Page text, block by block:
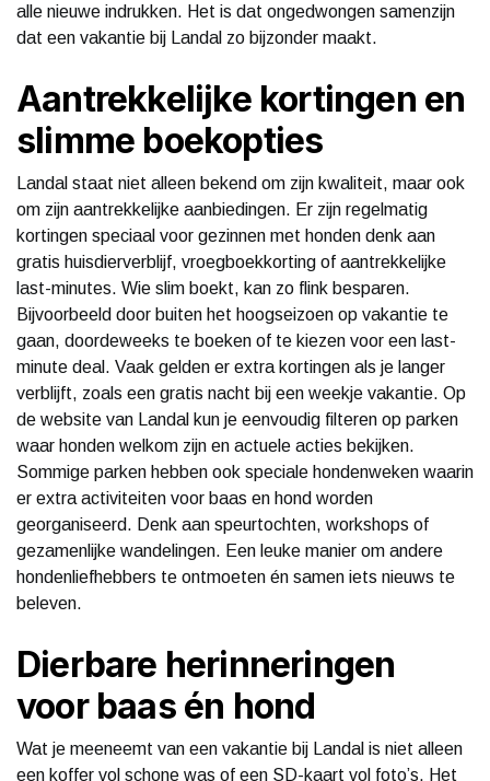
alle nieuwe indrukken. Het is dat ongedwongen samenzijn
dat een vakantie bij Landal zo bijzonder maakt.
Aantrekkelijke kortingen en
slimme boekopties
Landal staat niet alleen bekend om zijn kwaliteit, maar ook
om zijn aantrekkelijke aanbiedingen. Er zijn regelmatig
kortingen speciaal voor gezinnen met honden denk aan
gratis huisdierverblijf, vroegboekkorting of aantrekkelijke
last-minutes. Wie slim boekt, kan zo flink besparen.
Bijvoorbeeld door buiten het hoogseizoen op vakantie te
gaan, doordeweeks te boeken of te kiezen voor een last-
minute deal. Vaak gelden er extra kortingen als je langer
verblijft, zoals een gratis nacht bij een weekje vakantie. Op
de website van Landal kun je eenvoudig filteren op parken
waar honden welkom zijn en actuele acties bekijken.
Sommige parken hebben ook speciale hondenweken waarin
er extra activiteiten voor baas en hond worden
georganiseerd. Denk aan speurtochten, workshops of
gezamenlijke wandelingen. Een leuke manier om andere
hondenliefhebbers te ontmoeten én samen iets nieuws te
beleven.
Dierbare herinneringen
voor baas én hond
Wat je meeneemt van een vakantie bij Landal is niet alleen
een koffer vol schone was of een SD-kaart vol foto’s. Het